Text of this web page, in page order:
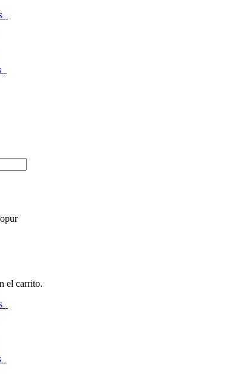
el carrito.